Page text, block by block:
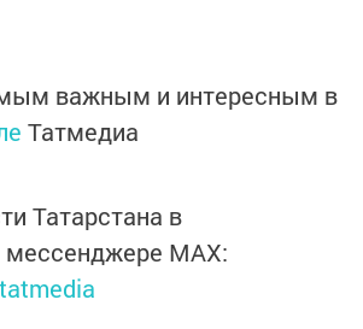
важным и интересным в
Татмедиа
Татарстана в
мессенджере MАХ: